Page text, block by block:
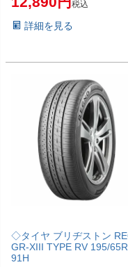
税込
詳細を見る
◇タイヤ ブリヂストン
GR-XIII TYPE RV 195/
91H